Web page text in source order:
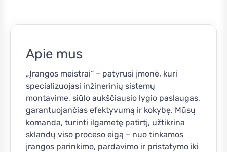
Apie mus
„Įrangos meistrai“ – patyrusi įmonė, kuri
specializuojasi inžinerinių sistemų
montavime, siūlo aukščiausio lygio paslaugas,
garantuojančias efektyvumą ir kokybę. Mūsų
komanda, turinti ilgametę patirtį, užtikrina
sklandų viso proceso eigą – nuo tinkamos
įrangos parinkimo, pardavimo ir pristatymo iki